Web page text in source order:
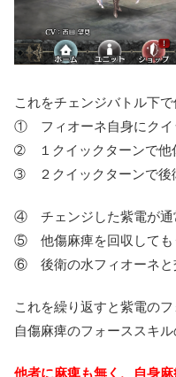
これをチェンジバトル下
① フィオーネ自身にクイ
➁ １クイックターンで他
➂ ２クイックターンで後
④ チェンジした紫電が通
⑤ 他傷麻痺を回収しても
⑥ 後衛の水フィオーネと
これを繰り返すと紫電の
自傷麻痺のフォーススキ
他者に麻痺も無く、自身